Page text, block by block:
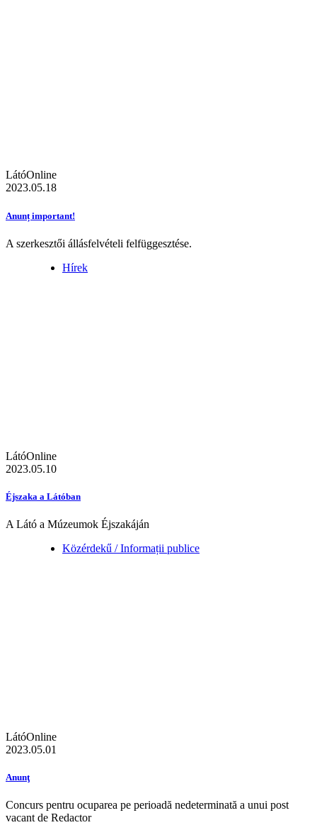
LátóOnline
2023.05.18
Anunț important!
A szerkesztői állásfelvételi felfüggesztése.
Hírek
LátóOnline
2023.05.10
Éjszaka a Látóban
A Látó a Múzeumok Éjszakáján
Közérdekű / Informații publice
LátóOnline
2023.05.01
Anunţ
Concurs pentru ocuparea pe perioadă nedeterminată a unui post
vacant de Redactor